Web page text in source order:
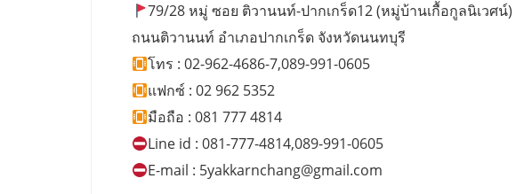
79/28 หมู่ ซอย ติวานนท์-ปากเกร็ด12 (หมู่บ้านเกื้อกูลนิเวศน์)
ถนนติวานนท์ อำเภอปากเกร็ด จังหวัดนนทบุรี
โทร : 02-962-4686-7,089-991-0605
แฟกซ์ : 02 962 5352
มือถือ : 081 777 4814
Line id : 081-777-4814,089-991-0605
E-mail : 5yakkarnchang@gmail.com